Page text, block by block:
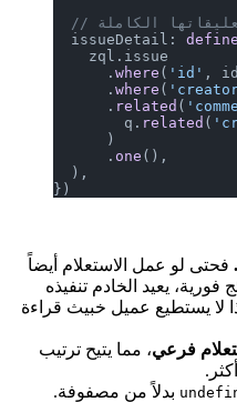
  issueDetail:
    zql.issue
      .
where ( 'id'
,
      .
where (
      .
related (
        q.
related (
      )
      .
one (),
  ),
})
لو عمل الاستعلام أيضاً
يعيد الخادم تنفيذه
لا يستطيع عميل خبيث قراءة
فرعي ، مما يتيح ترتيب
بدلاً من مصفوفة.